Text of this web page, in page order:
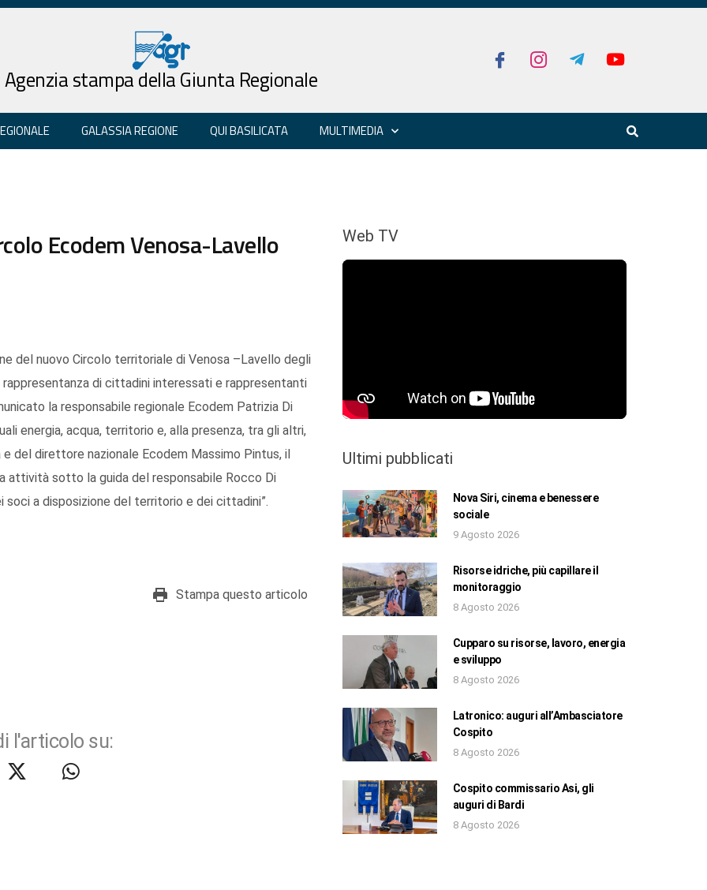
Agenzia stampa della Giunta Regionale
GALASSIA REGIONE QUI BASILICATA MULTIMEDIA
Ecodem Venosa-Lavello
del nuovo Circolo territoriale di Venosa –Lavello degli
di cittadini interessati e rappresentanti
la responsabile regionale Ecodem Patrizia Di
energia, acqua, territorio e, alla presenza, tra gli altri,
del direttore nazionale Ecodem Massimo Pintus, il
attività sotto la guida del responsabile Rocco Di
a disposizione del territorio e dei cittadini”.
Stampa questo articolo
l'articolo su:
Web TV
Ultimi pubblicati
Nova Siri, cinema e benessere
sociale
9 Agosto 2026
Risorse idriche, più capillare il
monitoraggio
8 Agosto 2026
Cupparo su risorse, lavoro, energia
e sviluppo
8 Agosto 2026
Latronico: auguri all’Ambasciatore
Cospito
8 Agosto 2026
Cospito commissario Asi, gli
auguri di Bardi
8 Agosto 2026